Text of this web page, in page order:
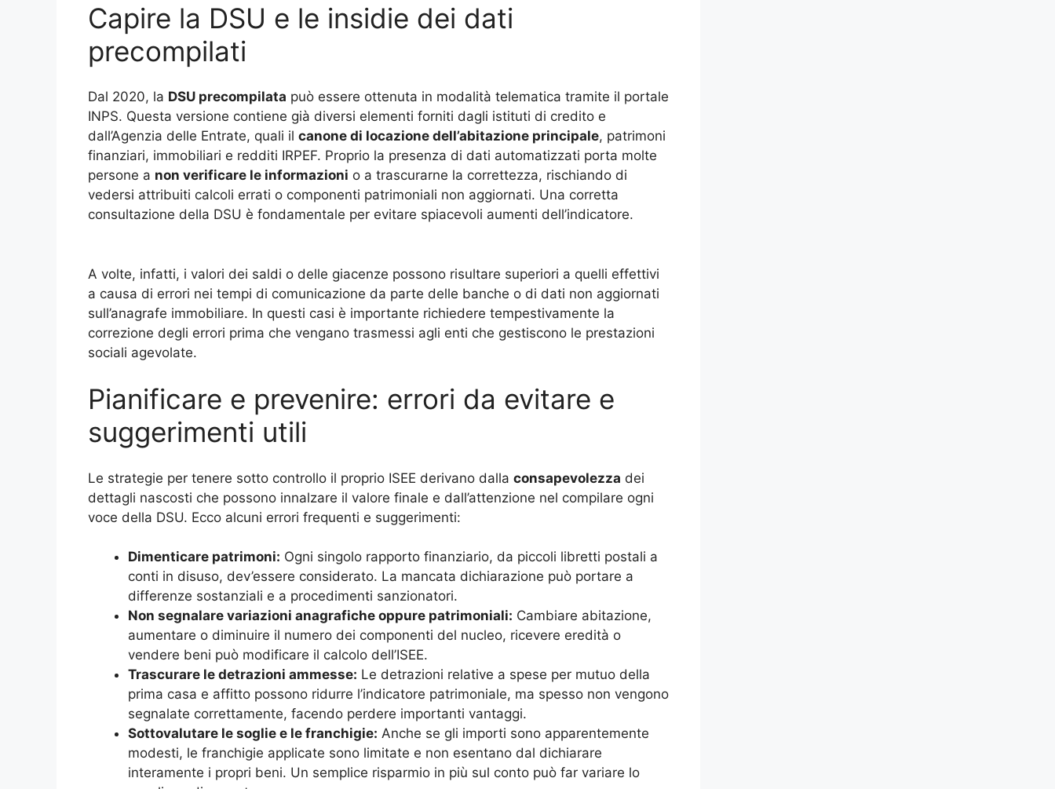
Capire la DSU e le insidie dei dati
precompilati
Dal 2020, la DSU precompilata può essere ottenuta in modalità telematica tramite il portale
INPS. Questa versione contiene già diversi elementi forniti dagli istituti di credito e
dall’Agenzia delle Entrate, quali il canone di locazione dell’abitazione principale, patrimoni
finanziari, immobiliari e redditi IRPEF. Proprio la presenza di dati automatizzati porta molte
persone a non verificare le informazioni o a trascurarne la correttezza, rischiando di
vedersi attribuiti calcoli errati o componenti patrimoniali non aggiornati. Una corretta
consultazione della DSU è fondamentale per evitare spiacevoli aumenti dell’indicatore.
A volte, infatti, i valori dei saldi o delle giacenze possono risultare superiori a quelli effettivi
a causa di errori nei tempi di comunicazione da parte delle banche o di dati non aggiornati
sull’anagrafe immobiliare. In questi casi è importante richiedere tempestivamente la
correzione degli errori prima che vengano trasmessi agli enti che gestiscono le prestazioni
sociali agevolate.
Pianificare e prevenire: errori da evitare e
suggerimenti utili
Le strategie per tenere sotto controllo il proprio ISEE derivano dalla consapevolezza dei
dettagli nascosti che possono innalzare il valore finale e dall’attenzione nel compilare ogni
voce della DSU. Ecco alcuni errori frequenti e suggerimenti:
Dimenticare patrimoni: Ogni singolo rapporto finanziario, da piccoli libretti postali a
conti in disuso, dev’essere considerato. La mancata dichiarazione può portare a
differenze sostanziali e a procedimenti sanzionatori.
Non segnalare variazioni anagrafiche oppure patrimoniali: Cambiare abitazione,
aumentare o diminuire il numero dei componenti del nucleo, ricevere eredità o
vendere beni può modificare il calcolo dell’ISEE.
Trascurare le detrazioni ammesse: Le detrazioni relative a spese per mutuo della
prima casa e affitto possono ridurre l’indicatore patrimoniale, ma spesso non vengono
segnalate correttamente, facendo perdere importanti vantaggi.
Sottovalutare le soglie e le franchigie: Anche se gli importi sono apparentemente
modesti, le franchigie applicate sono limitate e non esentano dal dichiarare
interamente i propri beni. Un semplice risparmio in più sul conto può far variare lo